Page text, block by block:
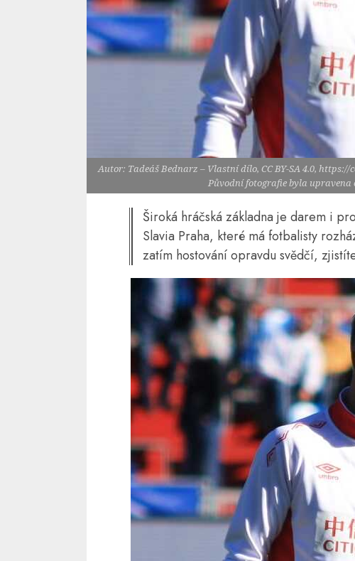
Autor: Tadeáš Bednarz – Vlastní dílo, CC BY-SA 4.0,
Původní fotografie byla
Široká hráčská základna je darem i
Slavia Praha, které má fotbalisty
zatím hostování opravdu svědčí,